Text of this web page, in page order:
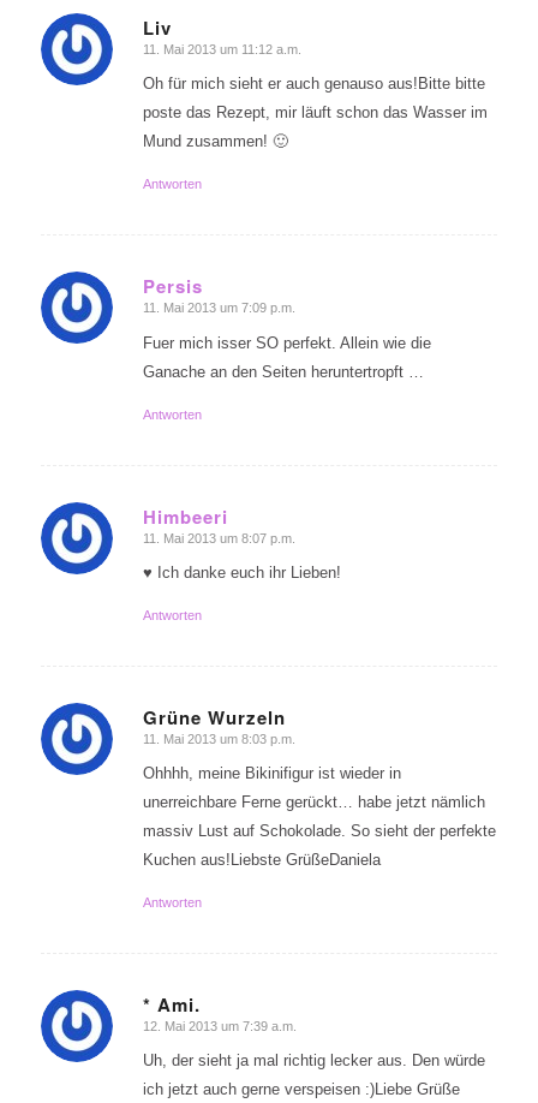
Liv
sagte:
11. Mai 2013 um 11:12 a.m.
Oh für mich sieht er auch genauso aus!Bitte bitte
poste das Rezept, mir läuft schon das Wasser im
Mund zusammen! 🙂
Antworten
Persis
sagte:
11. Mai 2013 um 7:09 p.m.
Fuer mich isser SO perfekt. Allein wie die
Ganache an den Seiten heruntertropft …
Antworten
Himbeeri
sagte:
11. Mai 2013 um 8:07 p.m.
♥ Ich danke euch ihr Lieben!
Antworten
Grüne Wurzeln
sagte:
11. Mai 2013 um 8:03 p.m.
Ohhhh, meine Bikinifigur ist wieder in
unerreichbare Ferne gerückt… habe jetzt nämlich
massiv Lust auf Schokolade. So sieht der perfekte
Kuchen aus!Liebste GrüßeDaniela
Antworten
* Ami.
sagte:
12. Mai 2013 um 7:39 a.m.
Uh, der sieht ja mal richtig lecker aus. Den würde
ich jetzt auch gerne verspeisen :)Liebe Grüße